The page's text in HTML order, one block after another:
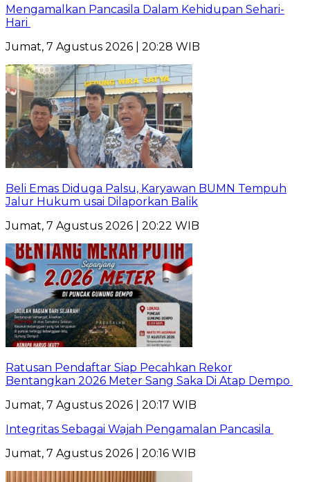
Mengamalkan Pancasila Dalam Kehidupan Sehari-
Hari
Jumat, 7 Agustus 2026 | 20:28 WIB
Beli Emas Diduga Palsu, Karyawan BUMN Tempuh
Jalur Hukum usai Dilaporkan Balik
Jumat, 7 Agustus 2026 | 20:22 WIB
Ratusan Pendaftar Siap Pecahkan Rekor
Bentangkan 2026 Meter Sang Saka Di Atap Dempo
Jumat, 7 Agustus 2026 | 20:17 WIB
Integritas Sebagai Wajah Pengamalan Pancasila
Jumat, 7 Agustus 2026 | 20:16 WIB